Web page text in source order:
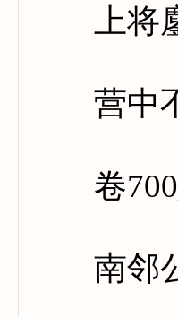
上将鏖
营中不
卷
南邻公